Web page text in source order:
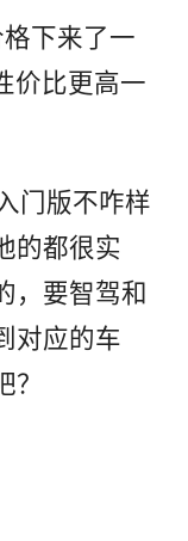
下来了一
价比更高一
门版不咋样
的都很实
，要智驾和
对应的车